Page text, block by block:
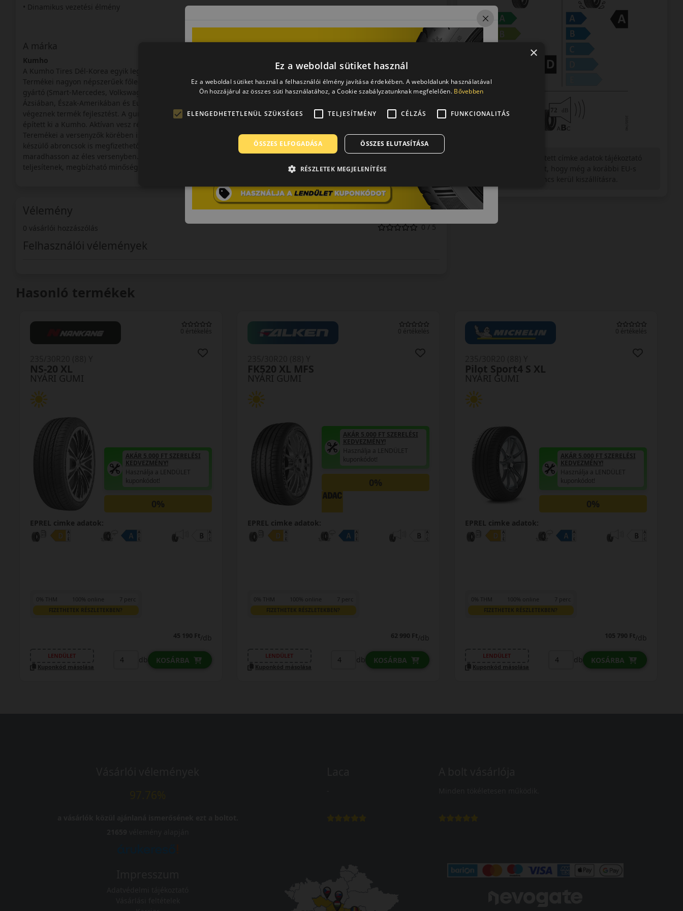
• Dinamikus vezetési élmény
A márka
Kumho
A Kumho Tires Dél-Korea egyik legnagyobb ipari konglomerátuma. A Kumho, Samyang, Marshal gumiabroncsok gyártója.
Termékei nagyon népszerűek főleg a tengeren túlon számos személyautó első szerelésű abroncsai, de több európai
gyártó (Smart-Mercedes, Volkswagen) is előnyben részesíti kitűnő minőségük és nagyszerű ár/érték arányuk miatt.
Ázsiában, Észak-Amerikában és Európában (Angliában) van a gyártónak kutató központja, illetve Németországban
végeznek termék fejlesztést. A gumiabroncsok gyártása 1950-ben kezdődött és viszonylag hamar globális hálózatot
épített ki a Kumho. Aktívan vesz részt az autósportban is, szponzorációval és versenyabroncsok gyártásával egyaránt.
Teremékei a versenyzők körében is elismertek, és kiváló árukkal hívják fel magukra a figyelmet. A személyautók számára
készülő abroncsok is megfizethető áron kaphatók, ugyanakkor a cég gondot fordít az innovációra, hogy előkelő helyen
maradhasson az éles versenyben. Ennek is köszönhetően, abroncsai a független tesztekben is rendre kitűnően
teljesítenek, megbízható minőségűek és biztonságos közlekedést tesznek lehetővé.
Vélemény
0 vásárlói hozzászólás 0 / 5
Felhasználói vélemények
Hasonló termékek
0 értékelés
NYÁRI GUMI
NS-20 XL
AKÁR 5.000 FT SZERELÉSI
KEDVEZMÉNY!
Használja a LENDÜLET
kuponkódot!
0%
EPREL cimke adatok:
0% THM 100% online 7 perc
FIZETHETEK RÉSZLETEKBEN?
45 190 Ft/db
LENDÜLET
Kuponkód másolása
db KOSÁRBA
0 értékelés
NYÁRI GUMI
FK520 XL MFS
AKÁR 5.000 FT SZERELÉSI
KEDVEZMÉNY!
Használja a LENDÜLET
kuponkódot!
0%
EPREL cimke adatok:
0% THM 100% online 7 perc
FIZETHETEK RÉSZLETEKBEN?
62 990 Ft/db
LENDÜLET
Kuponkód másolása
db KOSÁRBA
0 értékelés
NYÁRI GUMI
Pilot Sport4 S XL
AKÁR 5.000 FT SZERELÉSI
KEDVEZMÉNY!
Használja a LENDÜLET
kuponkódot!
0%
EPREL cimke adatok:
0% THM 100% online 7 perc
FIZETHETEK RÉSZLETEKBEN?
105 790 Ft/db
LENDÜLET
Kuponkód másolása
db KOSÁRBA
×
Ez a weboldal sütiket használ
Ez a weboldal sütiket használ a felhasználói élmény javítása érdekében. A weboldalunk használatával
Ön hozzájárul az összes süti használatához, a Cookie szabályzatunknak megfelelően. Bővebben
ELENGEDHETETLENÜL SZÜKSÉGES TELJESÍTMÉNY CÉLZÁS FUNKCIONALITÁS
ÖSSZES ELFOGADÁSA ÖSSZES ELUTASÍTÁSA
RÉSZLETEK MEGJELENÍTÉSE